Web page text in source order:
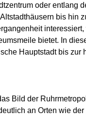
oder entlang
bis hin
bietet. In
Hauptstadt bis zur
Bild der
an Orten wie